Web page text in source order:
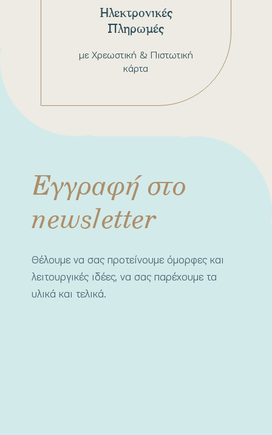
με Χρεωστική & Πιστωτική
κάρτα
Ηλεκτρονικές
Πληρωμές
Εγγραφή στο
newsletter
Θέλουμε να σας προτείνουμε όμορφες και
λειτουργικές ιδέες, να σας παρέχουμε τα
υλικά και τελικά.